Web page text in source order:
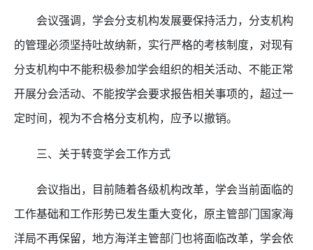
会议强调，学会分支机构发展要保持活力，分支机构
的管理必须坚持吐故纳新，实行严格的考核制度，对现有
分支机构中不能积极参加学会组织的相关活动、不能正常
开展分会活动、不能按学会要求报告相关事项的，超过一
定时间，视为不合格分支机构，应予以撤销。
三、关于转变学会工作方式
会议指出，目前随着各级机构改革，学会当前面临的
工作基础和工作形势已发生重大变化，原主管部门国家海
洋局不再保留，地方海洋主管部门也将面临改革，学会依